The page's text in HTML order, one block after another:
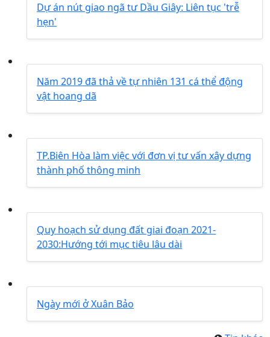
Dự án nút giao ngã tư Dầu Giây: Liên tục 'trễ
hẹn'
Năm 2019 đã thả về tự nhiên 131 cá thể động
vật hoang dã
TP.Biên Hòa làm việc với đơn vị tư vấn xây dựng
thành phố thông minh
Quy hoạch sử dụng đất giai đoạn 2021-
2030:Hướng tới mục tiêu lâu dài
Ngày mới ở Xuân Bảo